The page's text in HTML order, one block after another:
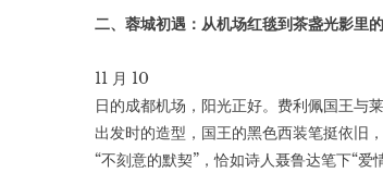
二、蓉城初遇：从机场红毯到茶盏光影里
11 月 10
日的成都机场，阳光正好。费利佩国王
出发时的造型，国王的黑色西装笔挺依旧
“不刻意的默契”，恰如诗人聂鲁达笔下“爱